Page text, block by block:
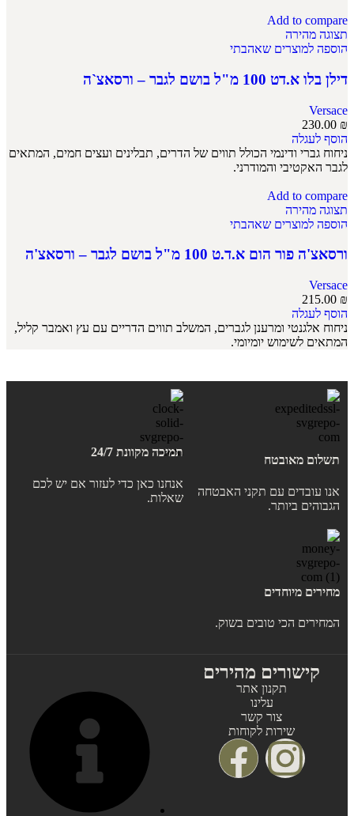
Add to compare
תצוגה מהירה
הוספה למוצרים שאהבתי
דילן בלו א.דט 100 מ"ל בושם לגבר – ורסאצ`ה
Versace
230.00 ₪
הוסף לעגלה
ניחוח גברי ודינמי הכולל תווים של הדרים, תבלינים ועצים חמים, המתאים
לגבר האקטיבי והמודרני.
Add to compare
תצוגה מהירה
הוספה למוצרים שאהבתי
ורסאצ'ה פור הום א.ד.ט 100 מ"ל בושם לגבר – ורסאצ'ה
Versace
215.00 ₪
הוסף לעגלה
ניחוח אלגנטי ומרענן לגברים, המשלב תווים הדריים עם עץ ואמבר קליל,
המתאים לשימוש יומיומי.
תשלום מאובטח
אנו עובדים עם תקני האבטחה
הגבוהים ביותר.
תמיכה מקוונת 24/7
אנחנו כאן כדי לעזור אם יש לכם
שאלות.
מחירים מיוחדים
המחירים הכי טובים בשוק.
קישורים מהירים
תקנון אתר
עלינו
צור קשר
שירות לקוחות